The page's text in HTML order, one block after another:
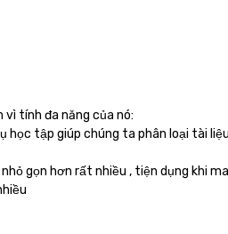
tính đa năng của nó:
tập giúp chúng ta phân loại tài
gọn hơn rất nhiều , tiện dụng khi